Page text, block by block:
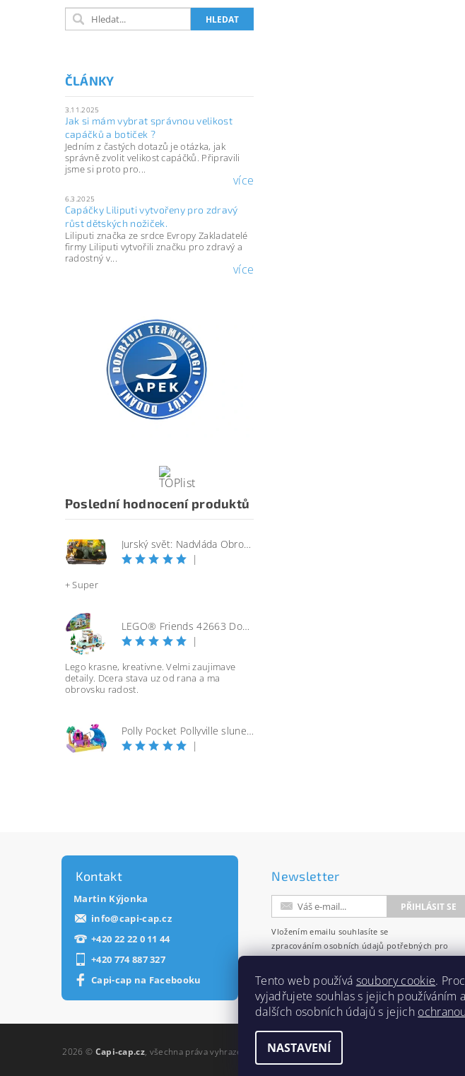
ČLÁNKY
3.11.2025
Jak si mám vybrat správnou velikost
capáčků a botiček ?
Jedním z častých dotazů je otázka, jak
správně zvolit velikost capáčků. Připravili
jsme si proto pro...
více
6.3.2025
Capáčky Liliputi vytvořeny pro zdravý
růst dětských nožiček.
Liliputi značka ze srdce Evropy Zakladatelé
firmy Liliputi vytvořili značku pro zdravý a
radostný v...
více
Poslední hodnocení produktů
Jurský svět: Nadvláda Obrovský útočící SINOTYRANNUS
|
+ Super
LEGO® Friends 42663 Dobrodružství s karavanem přátelství
|
Lego krasne, kreativne. Velmi zaujimave
detaily. Dcera stava uz od rana a ma
obrovsku radost.
Polly Pocket Pollyville slunečná pláž
|
Kontakt
Martin Kýjonka
info@capi-cap.cz
+420 22 22 0 11 44
+420 774 887 327
Capi-cap na Facebooku
Newsletter
Vložením emailu souhlasíte se
zpracováním osobních údajů potřebných pro
2026 © Capi-cap.cz, všechna práva vyhrazena
Tento web používá soubory cookie.
vyjadřujete souhlas s jejich používáním
dalších osobních údajů s jejich
NASTAVENÍ